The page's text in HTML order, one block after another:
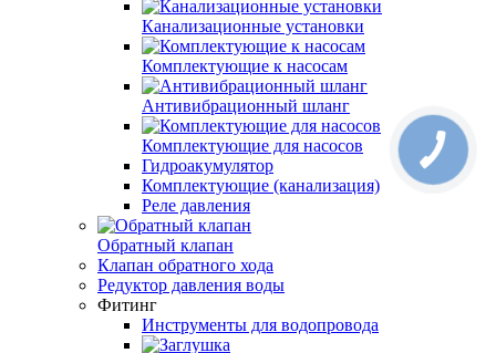
Канализационные установки
Комплектующие к насосам
Антивибрационный шланг
Комплектующие для насосов
Гидроакумулятор
Комплектующие (канализация)
Реле давления
Обратный клапан
Клапан обратного хода
Редуктор давления воды
Фитинг
Инструменты для водопровода